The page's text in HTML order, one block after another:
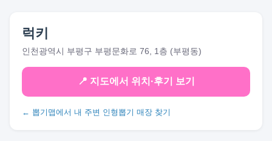
럭키
인천광역시 부평구 부평문화로 76, 1층 (부평동)
📍 지도에서 위치·후기 보기
← 뽑기맵에서 내 주변 인형뽑기 매장 찾기